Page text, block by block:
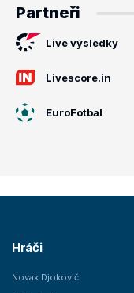
Partneři
Live výsledky
Livescore.in
EuroFotbal
Hráči
Novak Djokovič